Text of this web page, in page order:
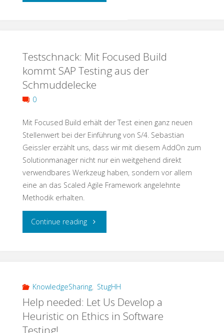
Build
auf
Überholspur"
Testschnack: Mit Focused Build
kommt SAP Testing aus der
Schmuddelecke
0
Mit Focused Build erhält der Test einen ganz neuen
Stellenwert bei der Einführung von S/4. Sebastian
Geissler erzählt uns, dass wir mit diesem AddOn zum
Solutionmanager nicht nur ein weitgehend direkt
verwendbares Werkzeug haben, sondern vor allem
eine an das Scaled Agile Framework angelehnte
Methodik erhalten.
Continue reading"Testschnack:
Build
kommt
KnowledgeSharing, StugHH
Help needed: Let Us Develop a
Heuristic on Ethics in Software
Testing!